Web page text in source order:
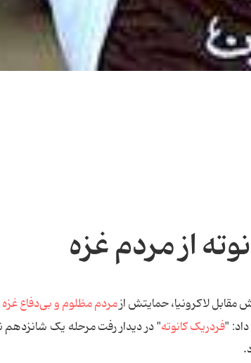
از مردم غزه
مقابل لاکرونیا، حمایتش ازمردم مظلوم و بی‌دفاع غزه
"فردریک کانوته" در دیدار رفت مرحله یک